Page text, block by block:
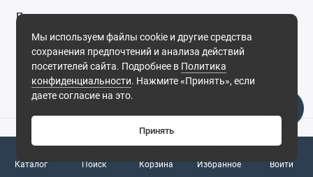
Каталог Поиск Корзина
0
Избранное
Войти
Мы используем файлы cookie и другие средства
сохранения предпочтений и анализа действий
посетителей сайта. Подробнее в Политика
конфиденциальности. Нажмите «Принять», если
даете согласие на это.
Принять
Поддержка
+7 (978) 586-46-46
ПН-ПТ: 9:00 - 18:00
Суббота: 9:00 - 17:00
Воскресенье: выходной
Симферополь, ул. Маршала Жукова, 4